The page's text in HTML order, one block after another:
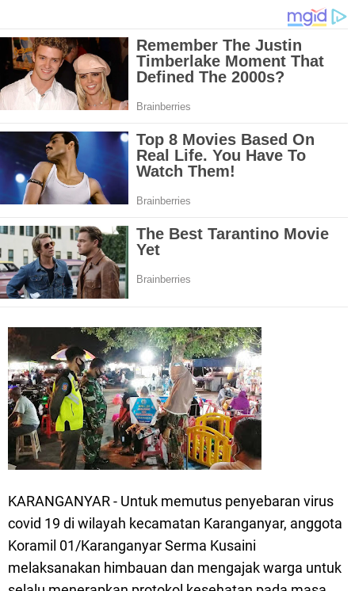
KARANGANYAR - Untuk memutus penyebaran virus
covid 19 di wilayah kecamatan Karanganyar, anggota
Koramil 01/Karanganyar Serma Kusaini
melaksanakan himbauan dan mengajak warga untuk